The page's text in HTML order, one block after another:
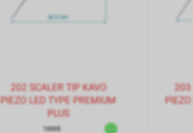
202 SCALER TIP KAVO
PIEZO LED TYPE PREMIUM
PLUS
10005
203